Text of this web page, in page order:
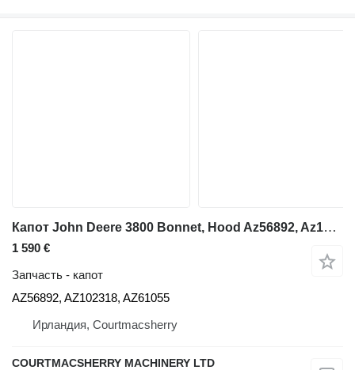
Капот John Deere 3800 Bonnet, Hood Az56892, Az102318, Az61055 AZ56892 для телескопического фронтального погрузчика John Deere 3800
1 590 €
Запчасть - капот
AZ56892, AZ102318, AZ61055
Ирландия, Courtmacsherry
COURTMACSHERRY MACHINERY LTD